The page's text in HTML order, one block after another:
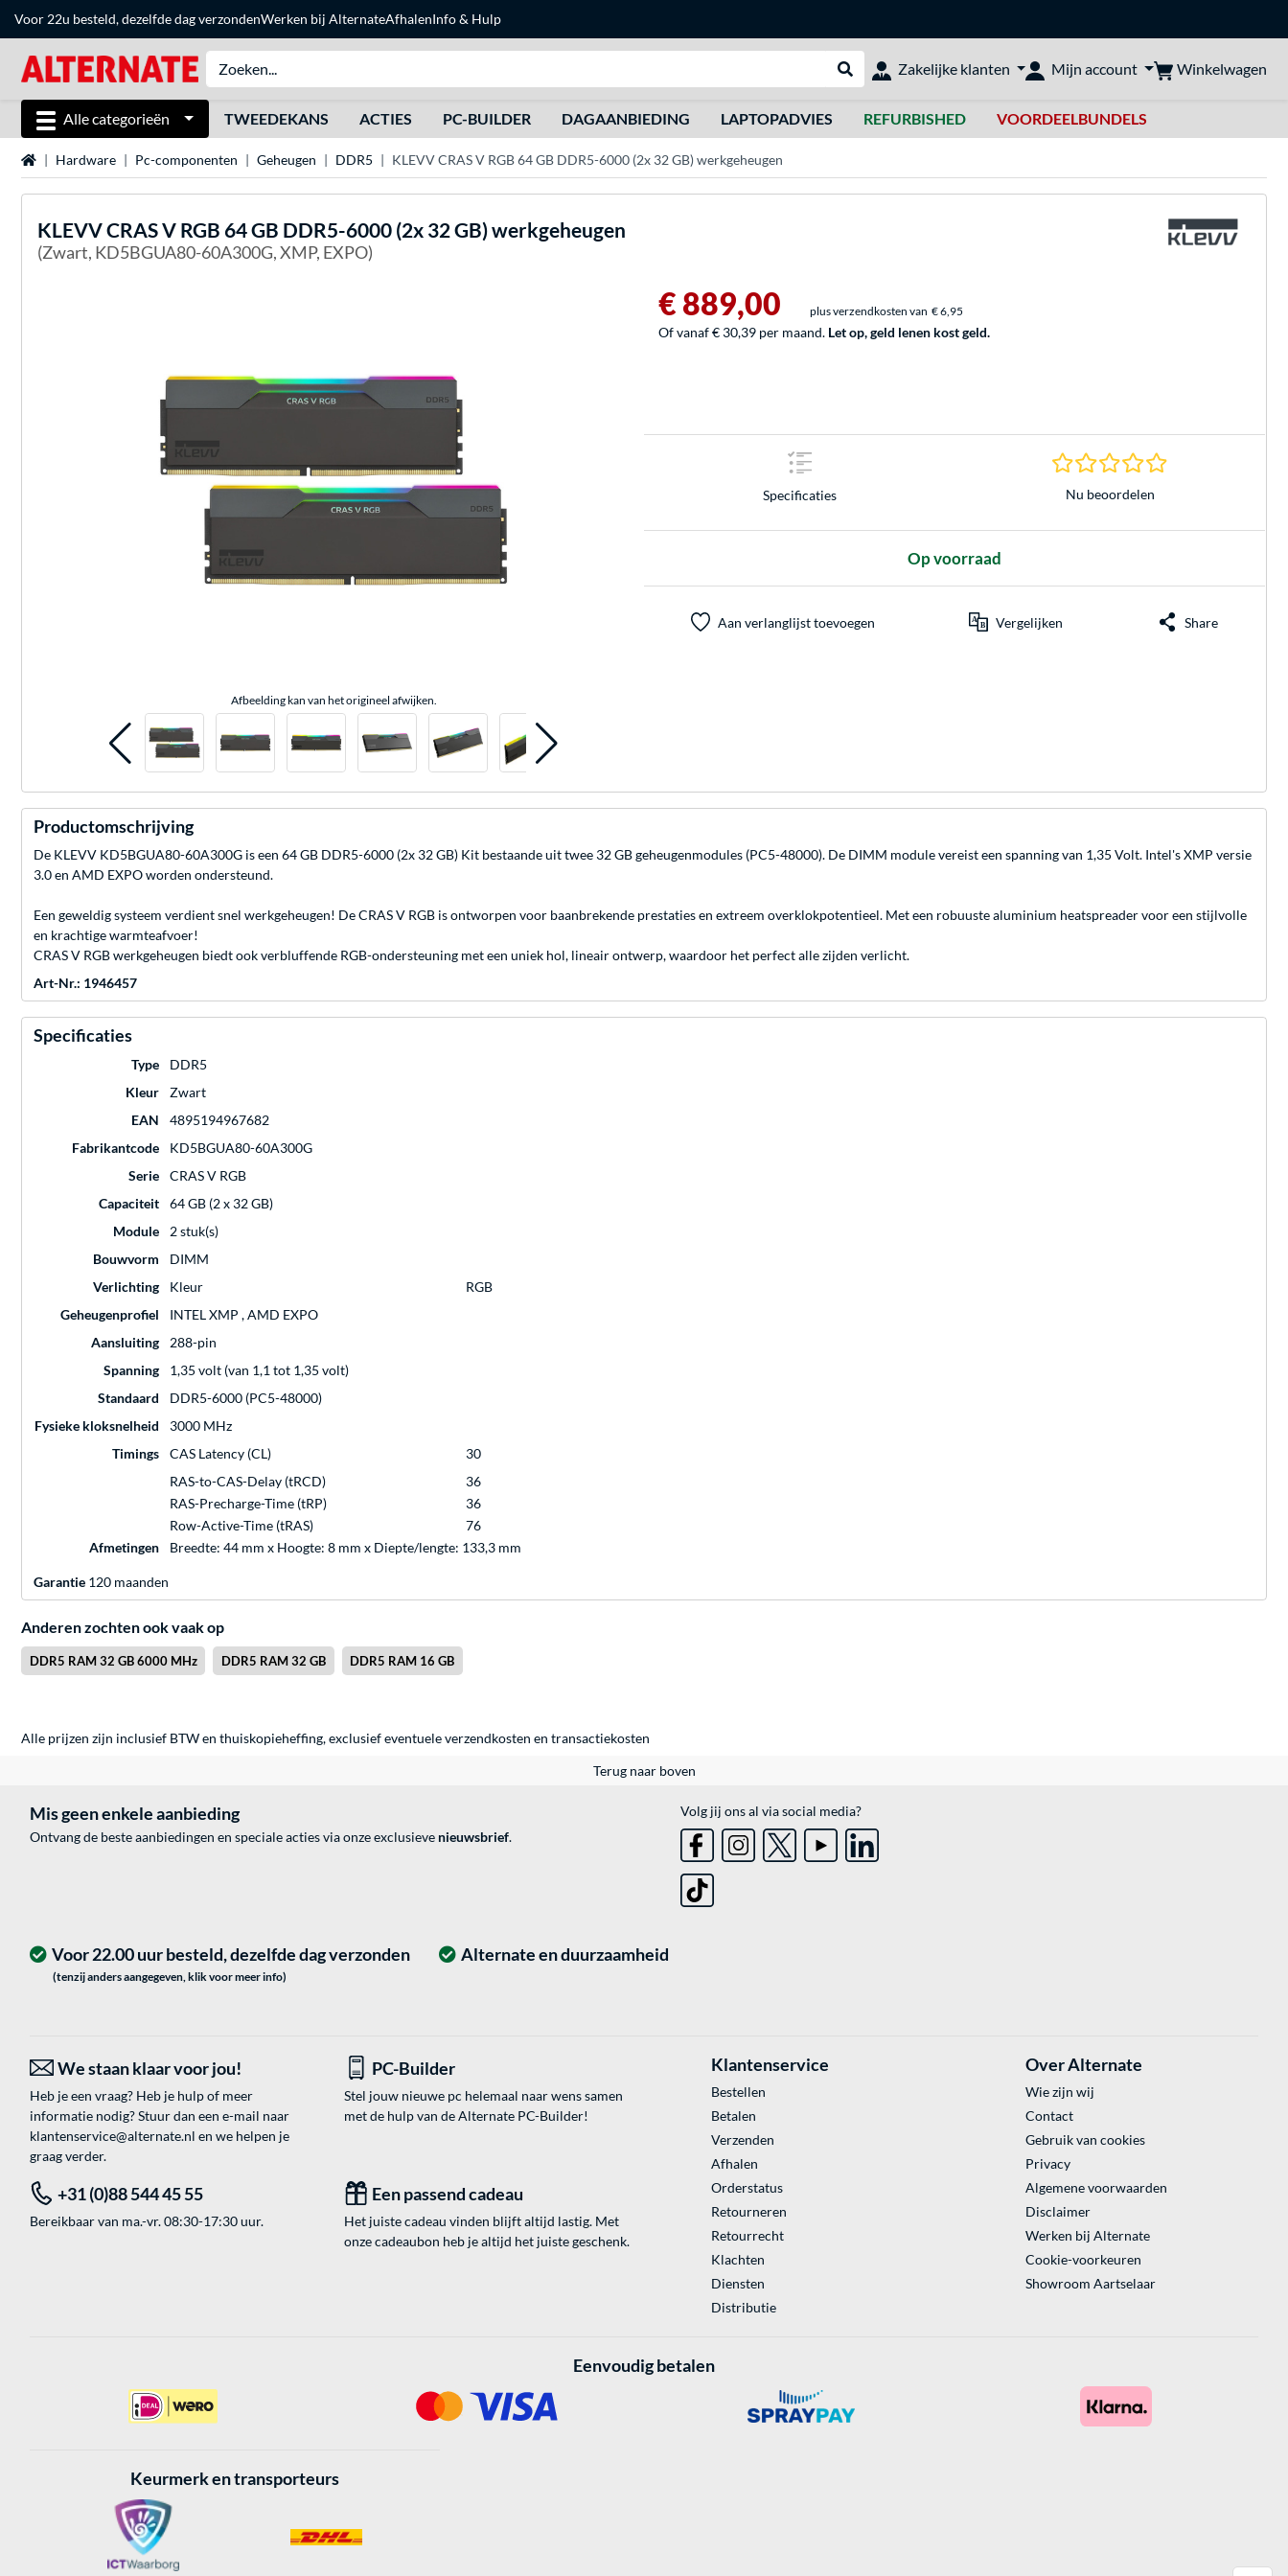
Voor 22u besteld, dezelfde dag verzondenWerken bij AlternateAfhalenInfo & Hulp
Webshop doorzoeken
Zakelijke klanten Mijn account Winkelwagen
Alle categorieën TWEEDEKANS ACTIES PC-BUILDER DAGAANBIEDING LAPTOPADVIES REFURBISHED VOORDEELBUNDELS
Home Hardware Pc-componenten Geheugen DDR5 KLEVV CRAS V RGB 64 GB DDR5-6000 (2x 32 GB) werkgeheugen
KLEVVCRAS V RGB 64 GB DDR5-6000 (2x 32 GB) werkgeheugen
(Zwart, KD5BGUA80-60A300G, XMP, EXPO)
Afbeelding kan van het origineel afwijken.
€ 889,00 plus verzendkosten van € 6,95
Of vanaf € 30,39 per maand. Let op, geld lenen kost geld.
Specificaties
0.0 sterren
Nu beoordelen
Op voorraad
Aan verlanglijst toevoegen Vergelijken Share
Productomschrijving
De KLEVV KD5BGUA80-60A300G is een 64 GB DDR5-6000 (2x 32 GB) Kit bestaande uit twee 32 GB geheugenmodules (PC5-48000). De DIMM module vereist een spanning van 1,35 Volt. Intel's XMP versie
3.0 en AMD EXPO worden ondersteund.
Een geweldig systeem verdient snel werkgeheugen! De CRAS V RGB is ontworpen voor baanbrekende prestaties en extreem overklokpotentieel. Met een robuuste aluminium heatspreader voor een stijlvolle
en krachtige warmteafvoer!
CRAS V RGB werkgeheugen biedt ook verbluffende RGB-ondersteuning met een uniek hol, lineair ontwerp, waardoor het perfect alle zijden verlicht.
Art-Nr.: 1946457
Specificaties
Type
DDR5
Kleur
Zwart
EAN
4895194967682
Fabrikantcode
KD5BGUA80-60A300G
Serie
CRAS V RGB
Capaciteit
64 GB (2 x 32 GB)
Module
2 stuk(s)
Bouwvorm
DIMM
Verlichting
Kleur
RGB
Geheugenprofiel
INTEL XMP , AMD EXPO
Aansluiting
288-pin
Spanning
1,35 volt (van 1,1 tot 1,35 volt)
Standaard
DDR5-6000 (PC5-48000)
Fysieke kloksnelheid
3000 MHz
Timings
CAS Latency (CL)
30
RAS-to-CAS-Delay (tRCD)
36
RAS-Precharge-Time (tRP)
36
Row-Active-Time (tRAS)
76
Afmetingen
Breedte: 44 mm x Hoogte: 8 mm x Diepte/lengte: 133,3 mm
Garantie 120 maanden
Anderen zochten ook vaak op
DDR5 RAM 32 GB 6000 MHz DDR5 RAM 32 GB DDR5 RAM 16 GB
Alle prijzen zijn inclusief BTW en thuiskopieheffing, exclusief eventueleverzendkosten en transactiekosten
Terug naar boven
Mis geen enkele aanbieding
Ontvang de beste aanbiedingen en speciale acties via onze exclusieve nieuwsbrief.
Volg jij ons al via social media?
Alternate en duurzaamheid
Voor 22.00 uur besteld, dezelfde dag verzonden
(tenzij anders aangegeven, klik voor meer info)
We staan klaar voor jou!
Heb je een vraag? Heb je hulp of meer
informatie nodig? Stuur dan een e-mail naar
klantenservice@alternate.nl en we helpen je
graag verder.
PC-Builder
Stel jouw nieuwe pc helemaal naar wens samen
met de hulp van de Alternate PC-Builder!
+31 (0)88 544 45 55
Bereikbaar van ma.-vr. 08:30-17:30 uur.
Een passend cadeau
Het juiste cadeau vinden blijft altijd lastig. Met
onze cadeaubon heb je altijd het juiste geschenk.
Klantenservice
Bestellen
Betalen
Verzenden
Afhalen
Orderstatus
Retourneren
Retourrecht
Klachten
Diensten
Distributie
Over Alternate
Wie zijn wij
Contact
Gebruik van cookies
Privacy
Algemene voorwaarden
Disclaimer
Werken bij Alternate
Cookie-voorkeuren
Showroom Aartselaar
Eenvoudig betalen
Keurmerk en transporteurs